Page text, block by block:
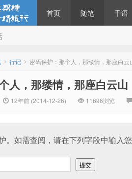
首页 随笔 千语
> 行记 > 密码保护：那个人，那缕情，那座白云
人，那缕情，那座白云山
12年前 (2014-12-26) 11696浏览
。如需查阅，请在下列字段中输入您